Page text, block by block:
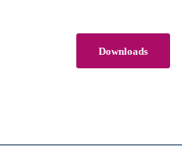
Downloads